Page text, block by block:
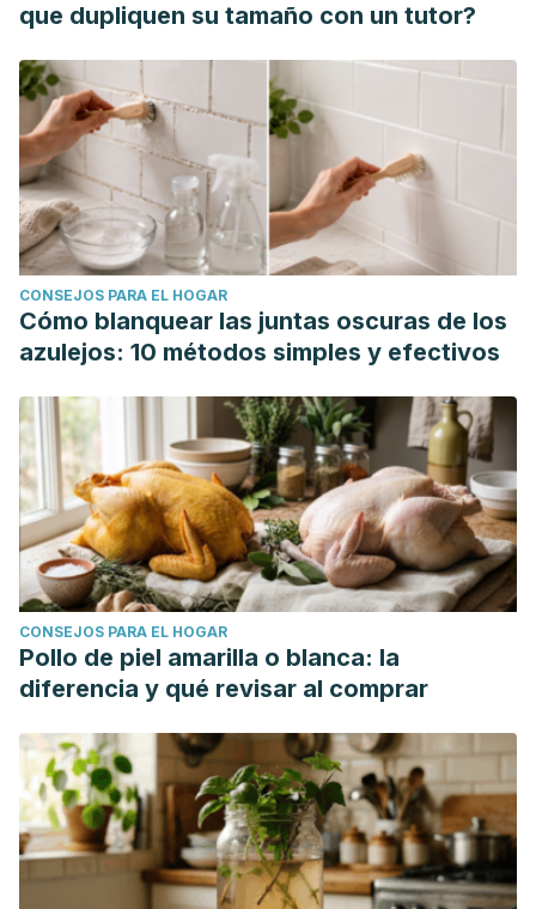
que dupliquen su tamaño con un tutor?
CONSEJOS PARA EL HOGAR
Cómo blanquear las juntas oscuras de los
azulejos: 10 métodos simples y efectivos
CONSEJOS PARA EL HOGAR
Pollo de piel amarilla o blanca: la
diferencia y qué revisar al comprar